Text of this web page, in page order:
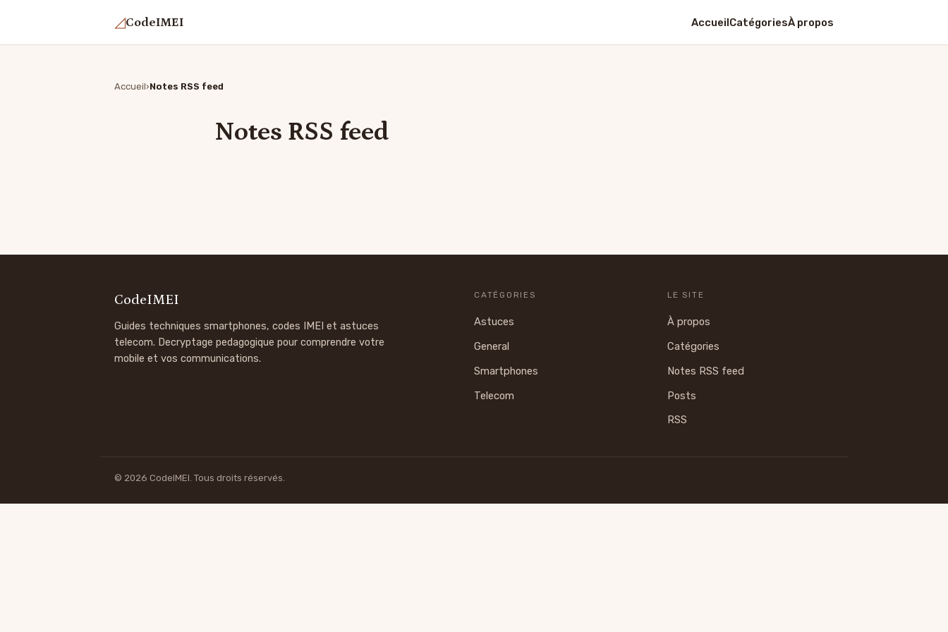
◿CodeIMEI Accueil CatégoriesÀ propos
Accueil Notes RSS feed
Notes RSS feed
CodeIMEI
Guides techniques smartphones, codes IMEI et astuces
telecom. Decryptage pedagogique pour comprendre votre
mobile et vos communications.
CATÉGORIES
Astuces
General
Smartphones
Telecom
LE SITE
À propos
Catégories
Notes RSS feed
Posts
RSS
© 2026 CodeIMEI. Tous droits réservés.